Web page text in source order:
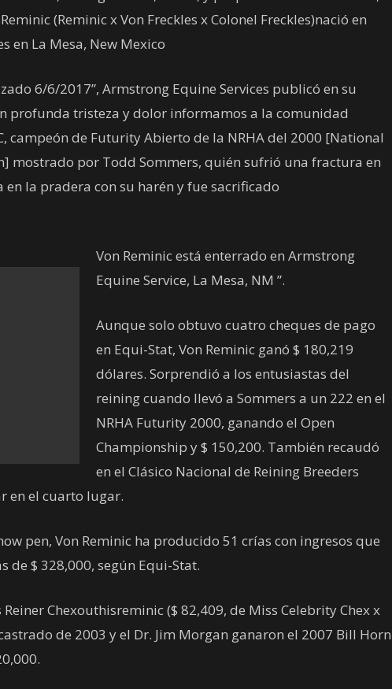
(Reminic x Von Freckles x Colonel Freckles)nació en
en La Mesa, New Mexico
6/6/2017”, Armstrong Equine Services publicó en su
profunda tristeza y dolor informamos a la comunidad
campeón de Futurity Abierto de la NRHA del 2000 [National
mostrado por Todd Sommers, quién sufrió una fractura en
la pradera con su harén y fue sacrificado
Von Reminic está enterrado en Armstrong
Equine Service, La Mesa, NM ”.
Aunque solo obtuvo cuatro cheques de pago
en Equi-Stat, Von Reminic ganó $ 180,219
dólares. Sorprendió a los entusiastas del
reining cuando llevó a Sommers a un 222 en el
NRHA Futurity 2000, ganando el Open
Championship y $ 150,200. También recaudó
en el Clásico Nacional de Reining Breeders
en el cuarto lugar.
pen, Von Reminic ha producido 51 crías con ingresos que
de $ 328,000, según Equi-Stat.
Chexouthisreminic ($ 82,409, de Miss Celebrity Chex x
de 2003 y el Dr. Jim Morgan ganaron el 2007 Bill Horn